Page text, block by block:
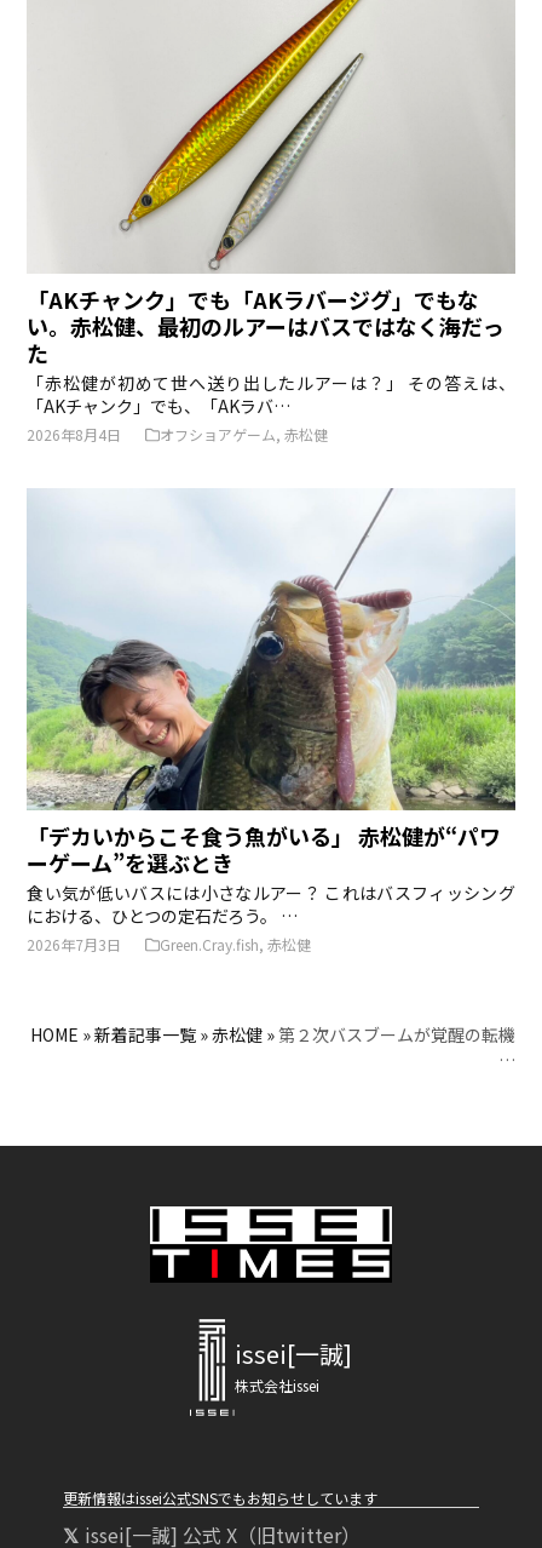
「AKチャンク」でも「AKラバージグ」でもな
い。赤松健、最初のルアーはバスではなく海だっ
た
「赤松健が初めて世へ送り出したルアーは？」 その答えは、
「AKチャンク」でも、「AKラバ…
2026年8月4日 オフショアゲーム,赤松健
「デカいからこそ食う魚がいる」―― 赤松健が“パワ
ーゲーム”を選ぶとき
食い気が低いバスには小さなルアー？ これはバスフィッシング
における、ひとつの定石だろう。 …
2026年7月3日 Green.Cray.fish,赤松健
HOME »新着記事一覧»赤松健»第２次バスブームが覚醒の転機
…
issei[一誠]
株式会社issei
更新情報はissei公式SNSでもお知らせしています
issei[一誠] 公式 X（旧twitter）